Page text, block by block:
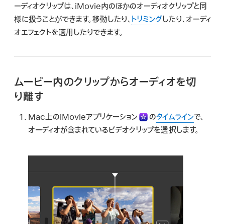
ーディオクリップは、iMovie内のほかのオーディオクリップと同
様に扱うことができます。移動したり、 トリミングしたり、オーディ
オエフェクトを適用したりできます。
ムービー内のクリップからオーディオを切
り離す
Mac上のiMovieアプリケーション のタイムラインで、
オーディオが含まれているビデオクリップを選択します。